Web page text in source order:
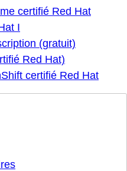
certifié Red Hat
I
(gratuit)
Red Hat)
certifié Red Hat